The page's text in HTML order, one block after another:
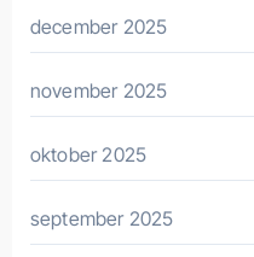
december 2025
november 2025
oktober 2025
september 2025